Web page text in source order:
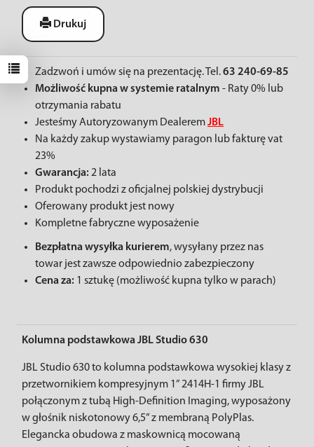
Drukuj
Zadzwoń i umów się na prezentację. Tel.63 240-69-85
Możliwość kupna w systemie ratalnym - Raty 0% lub
otrzymania rabatu
Jesteśmy Autoryzowanym DealeremJBL
Na każdy zakup wystawiamy paragon lub fakturę vat
23%
Gwarancja: 2 lata
Produkt pochodzi z oficjalnej polskiej dystrybucji
Oferowany produkt jest nowy
Kompletne fabryczne wyposażenie
Bezpłatna wysyłka kurierem, wysyłany przez nas
towar jest zawsze odpowiednio zabezpieczony
Cena za: 1 sztukę (możliwość kupna tylko w parach)
Kolumna podstawkowa JBL Studio 630
JBL Studio 630 to kolumna podstawkowa wysokiej klasy z
przetwornikiem kompresyjnym 1” 2414H-1 firmy JBL
połączonym z tubą High-Definition Imaging, wyposażony
w głośnik niskotonowy 6,5” z membraną PolyPlas.
Elegancka obudowa z maskownicą mocowaną